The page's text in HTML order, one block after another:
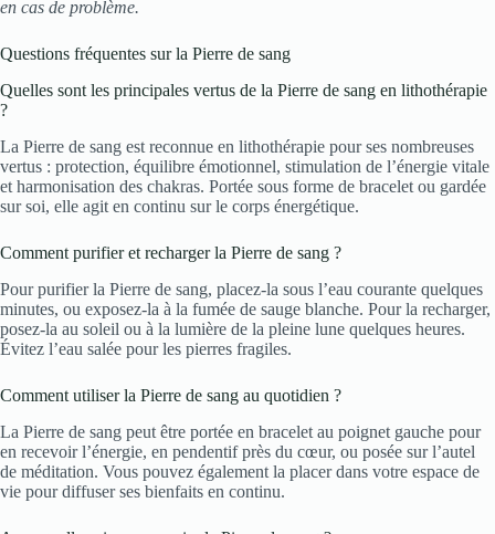
en cas de problème.
Questions fréquentes sur la Pierre de sang
Quelles sont les principales vertus de la Pierre de sang en lithothérapie
?
La Pierre de sang est reconnue en lithothérapie pour ses nombreuses
vertus : protection, équilibre émotionnel, stimulation de l’énergie vitale
et harmonisation des chakras. Portée sous forme de bracelet ou gardée
sur soi, elle agit en continu sur le corps énergétique.
Comment purifier et recharger la Pierre de sang ?
Pour purifier la Pierre de sang, placez-la sous l’eau courante quelques
minutes, ou exposez-la à la fumée de sauge blanche. Pour la recharger,
posez-la au soleil ou à la lumière de la pleine lune quelques heures.
Évitez l’eau salée pour les pierres fragiles.
Comment utiliser la Pierre de sang au quotidien ?
La Pierre de sang peut être portée en bracelet au poignet gauche pour
en recevoir l’énergie, en pendentif près du cœur, ou posée sur l’autel
de méditation. Vous pouvez également la placer dans votre espace de
vie pour diffuser ses bienfaits en continu.